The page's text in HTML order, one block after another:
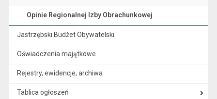
Opinie Regionalnej Izby Obrachunkowej
Jastrzębski Budżet Obywatelski
Oświadczenia majątkowe
Rejestry, ewidencje, archiwa
Tablica ogłoszeń